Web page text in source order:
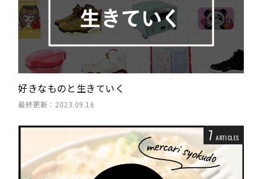
好きなものと生きていく
最終更新：2023.09.16
7 ARTICLES